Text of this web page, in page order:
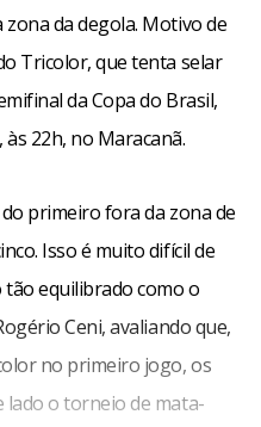
da degola. Motivo de
Tricolor, que tenta selar
da Copa do Brasil,
22h, no Maracanã.
primeiro fora da zona de
Isso é muito difícil de
equilibrado como o
Ceni, avaliando que,
no primeiro jogo, os
lado o torneio de mata-